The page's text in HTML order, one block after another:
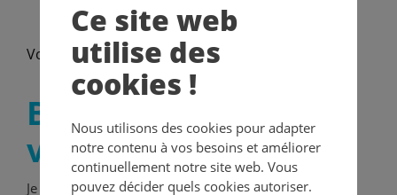
Votre don nous aide! Bulletin de versement
Bulletin de
versement
Je aimerais soutenir le travail et les services pour les
Ce site web
utilise des
cookies !
Nous utilisons des cookies pour adapter
notre contenu à vos besoins et améliorer
continuellement notre site web. Vous
pouvez décider quels cookies autoriser.